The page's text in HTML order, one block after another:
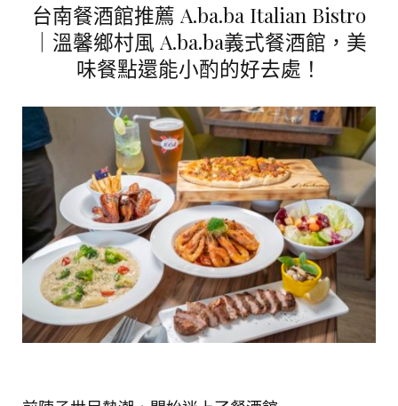
台南餐酒館推薦 A.ba.ba Italian Bistro
｜溫馨鄉村風 A.ba.ba義式餐酒館，美
味餐點還能小酌的好去處！